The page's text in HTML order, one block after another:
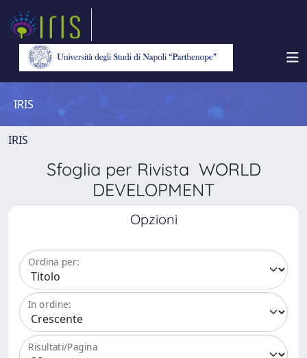
IRIS
IRIS
Sfoglia per Rivista WORLD
DEVELOPMENT
Opzioni
Ordina per:
In ordine:
Risultati/Pagina